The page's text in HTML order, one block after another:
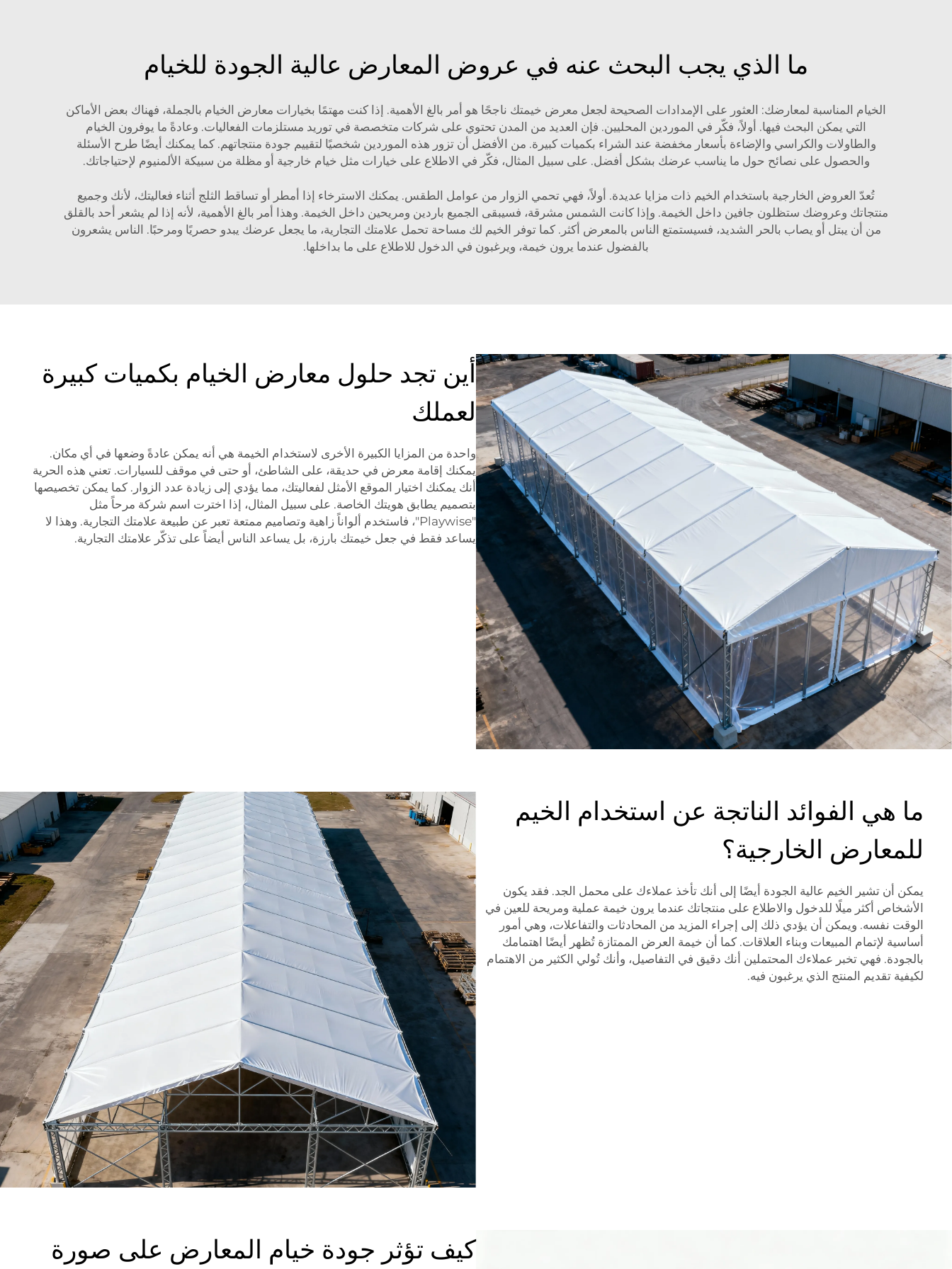
ما الذي يجب البحث عنه في عروض المعارض عالية الجودة للخيام
الخيام المناسبة لمعارضك: العثور على الإمدادات الصحيحة لجعل معرض خيمتك ناجحًا هو أمر بالغ الأهمية. إذا كنت مهتمًا بخيارات معارض الخيام بالجملة، فهناك بعض الأماكن
التي يمكن البحث فيها. أولاً، فكّر في الموردين المحليين. فإن العديد من المدن تحتوي على شركات متخصصة في توريد مستلزمات الفعاليات. وعادةً ما يوفرون الخيام
والطاولات والكراسي والإضاءة بأسعار مخفضة عند الشراء بكميات كبيرة. من الأفضل أن تزور هذه الموردين شخصيًا لتقييم جودة منتجاتهم. كما يمكنك أيضًا طرح الأسئلة
والحصول على نصائح حول ما يناسب عرضك بشكل أفضل. على سبيل المثال، فكّر في الاطلاع على خيارات مثل خيام خارجية أو مظلة من سبيكة الألمنيوم لإحتياجاتك.
تُعدّ العروض الخارجية باستخدام الخيم ذات مزايا عديدة. أولاً، فهي تحمي الزوار من عوامل الطقس. يمكنك الاسترخاء إذا أمطر أو تساقط الثلج أثناء فعاليتك، لأنك وجميع
منتجاتك وعروضك ستظلون جافين داخل الخيمة. وإذا كانت الشمس مشرقة، فسيبقى الجميع باردين ومريحين داخل الخيمة. وهذا أمر بالغ الأهمية، لأنه إذا لم يشعر أحد بالقلق
من أن يبتل أو يصاب بالحر الشديد، فسيستمتع الناس بالمعرض أكثر. كما توفر الخيم لك مساحة تحمل علامتك التجارية، ما يجعل عرضك يبدو حصريًا ومرحبًا. الناس يشعرون
بالفضول عندما يرون خيمة، ويرغبون في الدخول للاطلاع على ما بداخلها.
أين تجد حلول معارض الخيام بكميات كبيرة
لعملك
واحدة من المزايا الكبيرة الأخرى لاستخدام الخيمة هي أنه يمكن عادةً وضعها في أي مكان.
يمكنك إقامة معرض في حديقة، على الشاطئ، أو حتى في موقف للسيارات. تعني هذه الحرية
أنك يمكنك اختيار الموقع الأمثل لفعاليتك، مما يؤدي إلى زيادة عدد الزوار. كما يمكن تخصيصها
بتصميم يطابق هويتك الخاصة. على سبيل المثال، إذا اخترت اسم شركة مرحاً مثل
"Playwise"، فاستخدم ألواناً زاهية وتصاميم ممتعة تعبر عن طبيعة علامتك التجارية. وهذا لا
يساعد فقط في جعل خيمتك بارزة، بل يساعد الناس أيضاً على تذكّر علامتك التجارية.
ما هي الفوائد الناتجة عن استخدام الخيم
للمعارض الخارجية؟
يمكن أن تشير الخيم عالية الجودة أيضًا إلى أنك تأخذ عملاءك على محمل الجد. فقد يكون
الأشخاص أكثر ميلًا للدخول والاطلاع على منتجاتك عندما يرون خيمة عملية ومريحة للعين في
الوقت نفسه. ويمكن أن يؤدي ذلك إلى إجراء المزيد من المحادثات والتفاعلات، وهي أمور
أساسية لإتمام المبيعات وبناء العلاقات. كما أن خيمة العرض الممتازة تُظهر أيضًا اهتمامك
بالجودة. فهي تخبر عملاءك المحتملين أنك دقيق في التفاصيل، وأنك تُولي الكثير من الاهتمام
لكيفية تقديم المنتج الذي يرغبون فيه.
كيف تؤثر جودة خيام المعارض على صورة